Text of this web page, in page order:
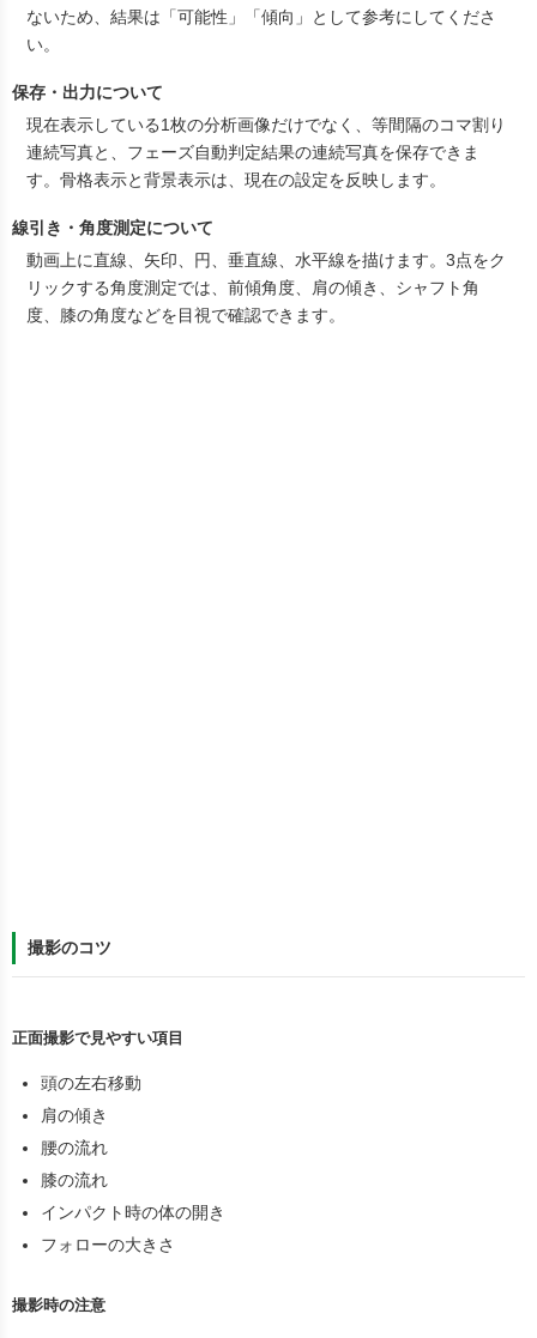
ないため、結果は「可能性」「傾向」として参考にしてくださ
い。
保存・出力について
現在表示している1枚の分析画像だけでなく、等間隔のコマ割り
連続写真と、フェーズ自動判定結果の連続写真を保存できま
す。骨格表示と背景表示は、現在の設定を反映します。
線引き・角度測定について
動画上に直線、矢印、円、垂直線、水平線を描けます。3点をク
リックする角度測定では、前傾角度、肩の傾き、シャフト角
度、膝の角度などを目視で確認できます。
撮影のコツ
正面撮影で見やすい項目
頭の左右移動
肩の傾き
腰の流れ
膝の流れ
インパクト時の体の開き
フォローの大きさ
撮影時の注意